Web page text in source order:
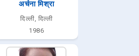
अर्चना मिश्रा
दिल्ली, दिल्ली
1986